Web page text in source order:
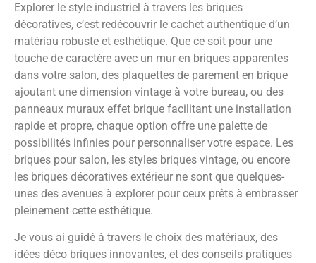
Explorer le style industriel à travers les briques
décoratives, c’est redécouvrir le cachet authentique d’un
matériau robuste et esthétique. Que ce soit pour une
touche de caractère avec un mur en briques apparentes
dans votre salon, des plaquettes de parement en brique
ajoutant une dimension vintage à votre bureau, ou des
panneaux muraux effet brique facilitant une installation
rapide et propre, chaque option offre une palette de
possibilités infinies pour personnaliser votre espace. Les
briques pour salon, les styles briques vintage, ou encore
les briques décoratives extérieur ne sont que quelques-
unes des avenues à explorer pour ceux prêts à embrasser
pleinement cette esthétique.
Je vous ai guidé à travers le choix des matériaux, des
idées déco briques innovantes, et des conseils pratiques